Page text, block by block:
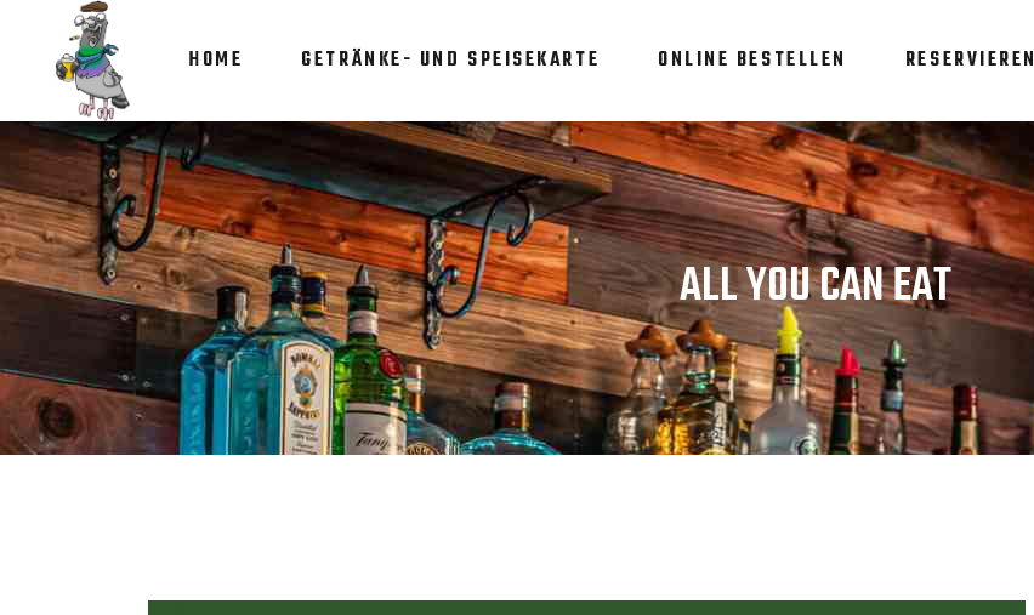
HOME GETRÄNKE- UND SPEISEKARTE ONLINE BESTELLEN RESERVIEREN
ALL YOU CAN EAT